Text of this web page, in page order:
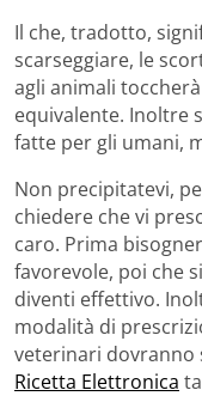
Il che, tradotto,
scarseggiare, le
agli animali
equivalente. Inoltre
fatte per gli umani,
Non precipitatevi,
chiedere che vi
caro. Prima
favorevole, poi che
diventi effettivo.
modalità di
veterinari dovranno
Ricetta Elettronica